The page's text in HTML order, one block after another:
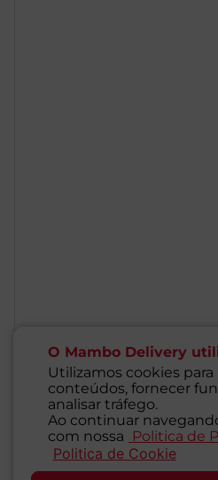
O Mambo Delivery
Utilizamos cookies
conteúdos, fornecer
analisar tráfego.
Ao continuar
com nossa
Politica de
Politica de Cookie